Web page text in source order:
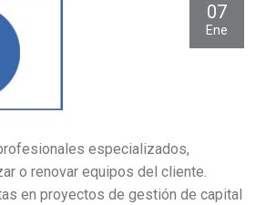
07
Ene
especializados,
o renovar equipos del cliente.
en proyectos de gestión de capital